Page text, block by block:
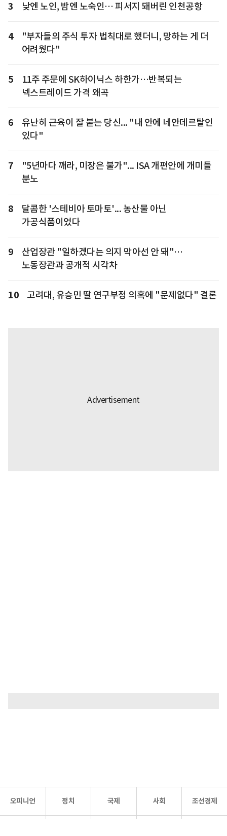
3 낮엔 노인, 밤엔 노숙인… 피서지 돼버린 인천공항
4
"부자들의 주식 투자 법칙대로 했더니, 망하는 게 더
어려웠다"
5
11주 주문에 SK하이닉스 하한가…반복되는
넥스트레이드 가격 왜곡
6
유난히 근육이 잘 붙는 당신... "내 안에 네안데르탈인
있다"
7
"5년마다 깨라, 미장은 불가"... ISA 개편안에 개미들
분노
8
달콤한 '스테비아 토마토'... 농산물 아닌
가공식품이었다
9
산업장관 "일하겠다는 의지 막아선 안 돼"…
노동장관과 공개적 시각차
10 고려대, 유승민 딸 연구부정 의혹에 "문제없다" 결론
오피니언 정치 국제 사회 조선경제